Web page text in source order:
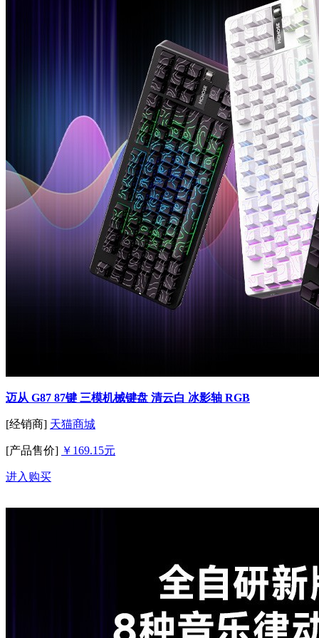
迈从 G87 87键 三模机械键盘 清云白 冰影轴 RGB
[经销商] 天猫商城
[产品售价] ￥169.15元
进入购买